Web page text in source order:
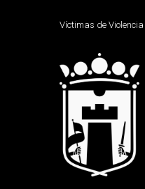
Víctimas de